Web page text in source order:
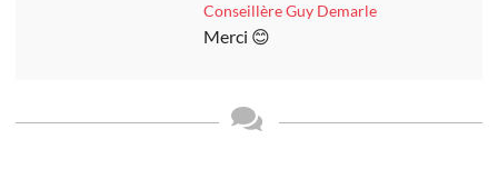
Conseillère Guy Demarle
Merci 😊